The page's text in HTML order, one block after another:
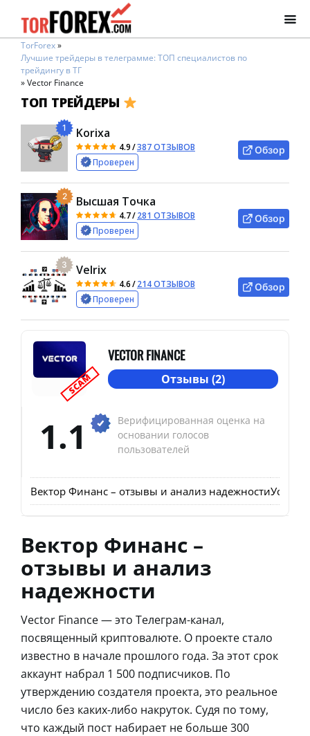
TorForex»
Лучшие трейдеры в телеграмме: ТОП специалистов по
трейдингу в ТГ
»Vector Finance
ТОП ТРЕЙДЕРЫ
1 Korixa
4.9/387 ОТЗЫВОВ
Проверен
Обзор
2 Высшая Точка
4.7/281 ОТЗЫВОВ
Проверен
Обзор
3 Velrix
4.6/214 ОТЗЫВОВ
Проверен
Обзор
SCAM
VECTOR FINANCE
Отзывы (2)
1.1
Верифицированная оценка на
основании голосов
пользователей
Вектор Финанс – отзывы и анализ надежности
Вектор Финанс –
отзывы и анализ
надежности
Vector Finance — это Телеграм-канал,
посвященный криптовалюте. О проекте стало
известно в начале прошлого года. За этот срок
аккаунт набрал 1 500 подписчиков. По
утверждению создателя проекта, это реальное
число без каких-либо накруток. Cудя по тому,
что каждый пост набирает не больше 300